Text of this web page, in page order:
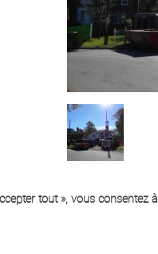
tout », vous consentez